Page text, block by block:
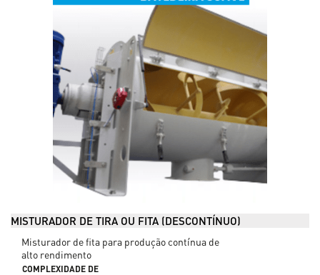
MISTURADOR DE TIRA OU FITA (DESCONTÍNUO)
Misturador de fita para produção contínua de
alto rendimento
COMPLEXIDADE DE